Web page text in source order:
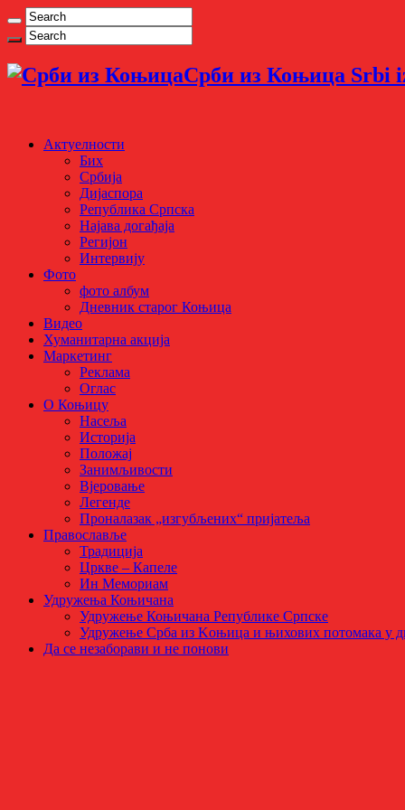
Срби из Коњица Srbi
Актуелности
Бих
Србија
Дијаспора
Република Српска
Најава догађаја
Регијон
Интервију
Фото
фото албум
Дневник старог Коњица
Видео
Хуманитарна акција
Маркетинг
Реклама
Оглас
О Коњицу
Насеља
Историја
Положај
Занимљивости
Вјеровање
Легенде
Проналазак „изгубљених“ пријатеља
Православље
Традиција
Цркве – Капеле
Ин Мемориам
Удружења Коњичана
Удружење Коњичана Републике Српске
Удружење Срба из Kоњица и њихових потомака у
Да се незаборави и не понови